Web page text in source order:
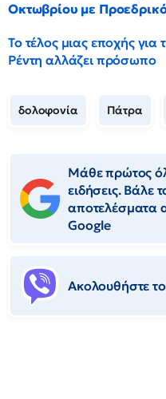
Οκτωβρίου με
Το τέλος μιας εποχής
Ρέντη αλλάζει πρόσωπο
δολοφονία Πάτρα
Μάθε πρώτος
ειδήσεις. Βάλε
αποτελέσματα
Google
Ακολουθήστε